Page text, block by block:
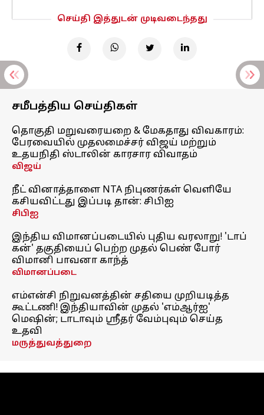
செய்தி இத்துடன் முடிவடைந்தது
சமீபத்திய செய்திகள்
தொகுதி மறுவரையறை & மேகதாது விவகாரம்:
பேரவையில் முதலமைச்சர் விஜய் மற்றும்
உதயநிதி ஸ்டாலின் காரசார விவாதம்
விஜய்
நீட் வினாத்தாளை NTA நிபுணர்கள் வெளியே
கசியவிட்டது இப்படி தான்: சிபிஐ
சிபிஐ
இந்திய விமானப்படையில் புதிய வரலாறு! 'டாப்
கன்' தகுதியைப் பெற்ற முதல் பெண் போர்
விமானி பாவனா காந்த்
விமானப்படை
எம்என்சி நிறுவனத்தின் சதியை முறியடித்த
கூட்டணி! இந்தியாவின் முதல் 'எம்ஆர்ஐ'
மெஷின்; டாடாவும் ஸ்ரீதர் வேம்புவும் செய்த
உதவி
மருத்துவத்துறை